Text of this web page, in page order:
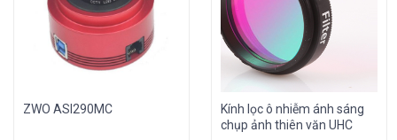
ZWO ASI290MC
Kính lọc ô nhiễm ánh sáng
chụp ảnh thiên văn UHC